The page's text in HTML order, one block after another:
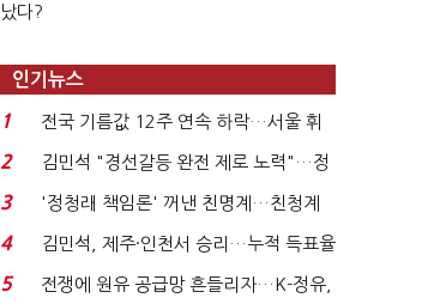
났다?
인기뉴스
1
전국 기름값 12주 연속 하락…서울 휘
발윳값 1909원...
2
김민석 "경선갈등 완전 제로 노력"…정
청래 "반명 공세 사...
3
'정청래 책임론' 꺼낸 친명계…친청계
는 추가투표 때리기...
4
김민석, 제주·인천서 승리…누적 득표율
'1위 탈환'(종합)...
5
전쟁에 원유 공급망 흔들리자…K-정유,